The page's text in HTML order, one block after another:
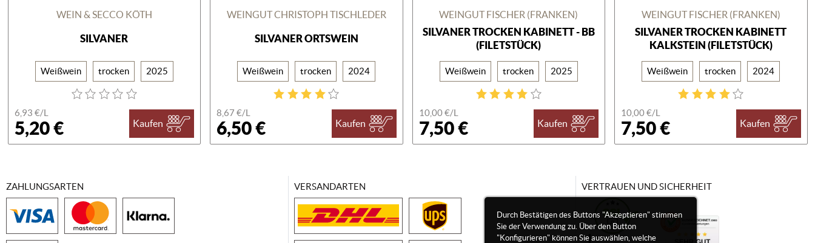
WEIN & SECCO KÖTH
SILVANER
Weißwein trocken 2025
6,93 €/L
5,20 € Kaufen
WEINGUT CHRISTOPH TISCHLEDER
SILVANER ORTSWEIN
Weißwein trocken 2024
8,67 €/L
6,50 € Kaufen
WEINGUT FISCHER (FRANKEN)
SILVANER TROCKEN KABINETT - BB
(FILETSTÜCK)
Weißwein trocken 2025
10,00 €/L
7,50 € Kaufen
WEINGUT FISCHER (FRANKEN)
SILVANER TROCKEN KABINETT
KALKSTEIN (FILETSTÜCK)
Weißwein trocken 2024
10,00 €/L
7,50 € Kaufen
Durch Bestätigen des Buttons "Akzeptieren" stimmen
Sie der Verwendung zu. Über den Button
"Konfigurieren" können Sie auswählen, welche
ZAHLUNGSARTEN VERSANDARTEN VERTRAUEN UND SICHERHEIT